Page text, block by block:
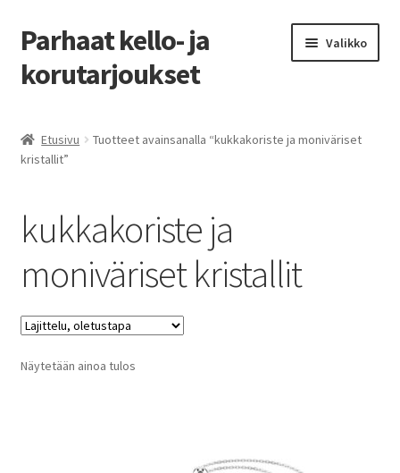
Siirry
navigointiin
Siirry
sisältöön
Parhaat kello- ja
korutarjoukset
Valikko
Parhaat tarjoukset
Etusivu
Tuotteet avainsanalla “kukkakoriste ja moniväriset
kristallit”
kukkakoriste ja
moniväriset kristallit
Näytetään ainoa tulos